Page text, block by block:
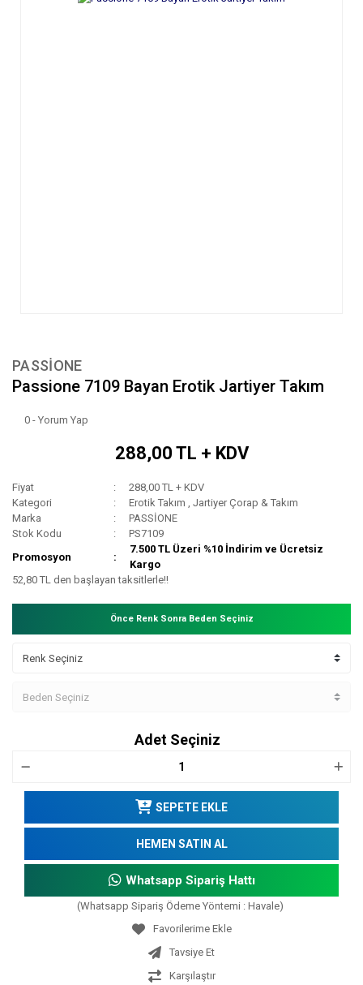
PASSİONE
Passione 7109 Bayan Erotik Jartiyer Takım
0 - Yorum Yap
288,00 TL + KDV
Fiyat
288,00 TL + KDV
Kategori
Erotik Takım ,Jartiyer Çorap & Takım
Marka
PASSİONE
Stok Kodu
PS7109
Promosyon
7.500 TL Üzeri %10 İndirim ve Ücretsiz
Kargo
52,80 TL den başlayan taksitlerle!!
Önce Renk Sonra Beden Seçiniz
Adet Seçiniz
SEPETE EKLE
HEMEN SATIN AL
Whatsapp Sipariş Hattı
(Whatsapp Sipariş Ödeme Yöntemi : Havale)
Tavsiye Et
Karşılaştır